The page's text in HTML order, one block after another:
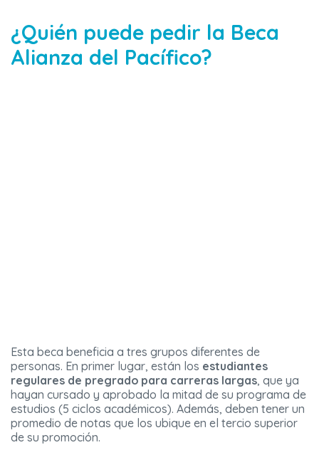
¿Quién puede pedir la Beca
Alianza del Pacífico?
Esta beca beneficia a tres grupos diferentes de
personas. En primer lugar, están los estudiantes
regulares de pregrado para carreras largas, que ya
hayan cursado y aprobado la mitad de su programa de
estudios (5 ciclos académicos). Además, deben tener un
promedio de notas que los ubique en el tercio superior
de su promoción.